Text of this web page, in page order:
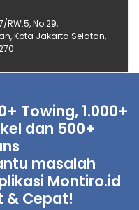
No.29,
Kota Jakarta Selatan,
Towing, 1.000+
dan 500+
masalah
Montiro.id
& Cepat!